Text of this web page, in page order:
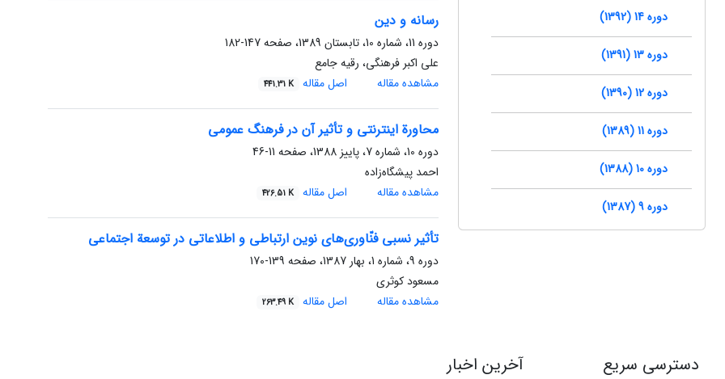
رسانه و دین
دوره 11، شماره 10، تابستان 1389، صفحه
147-182
علی اکبر فرهنگی، رقیه جامع
مشاهده مقاله
اصل مقاله 441.31 K
محاورة اینترنتی و تأثیر آن در فرهنگ عمومی
دوره 10، شماره 7، پاییز 1388، صفحه
11-46
احمد پیشگاه‌زاده
مشاهده مقاله
اصل مقاله 426.51 K
تأثیر نسبی فنّاوری‌های نوین ارتباطی و اطلاعاتی در توسعة اجتماعی
دوره 9، شماره 1، بهار 1387، صفحه
139-170
مسعود کوثری
مشاهده مقاله
اصل مقاله 263.49 K
دوره 14 (1392)
دوره 13 (1391)
دوره 12 (1390)
دوره 11 (1389)
دوره 10 (1388)
دوره 9 (1387)
دسترسی سریع آخرین اخبار